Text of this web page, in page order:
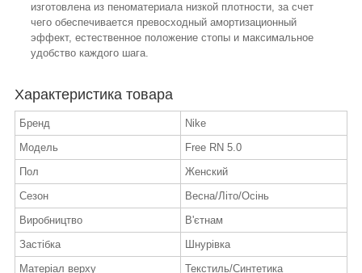
изготовлена из пеноматериала низкой плотности, за счет
чего обеспечивается превосходный амортизационный
эффект, естественное положение стопы и максимальное
удобство каждого шага.
Характеристика товара
Бренд
Nike
Модель
Free RN 5.0
Пол
Женский
Сезон
Весна/Літо/Осінь
Виробництво
В'єтнам
Застібка
Шнурівка
Матеріал верху
Текстиль/Синтетика